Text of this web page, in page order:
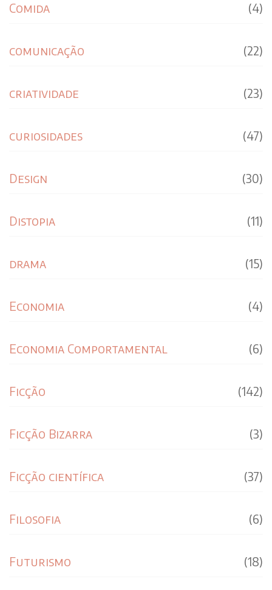
Comida (4)
comunicação (22)
criatividade (23)
curiosidades (47)
Design (30)
Distopia (11)
drama (15)
Economia (4)
Economia Comportamental (6)
Ficção (142)
Ficção Bizarra (3)
Ficção científica (37)
Filosofia (6)
Futurismo (18)